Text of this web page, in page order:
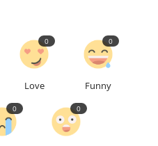
Love
0
Funny
0
0 0